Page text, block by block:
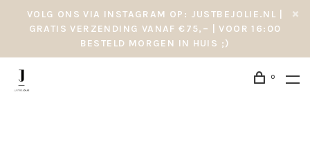
VOLG ONS VIA INSTAGRAM OP: JUSTBEJOLIE.NL |
GRATIS VERZENDING VANAF €75,– | VOOR 16:00
BESTELD MORGEN IN HUIS ;)
0